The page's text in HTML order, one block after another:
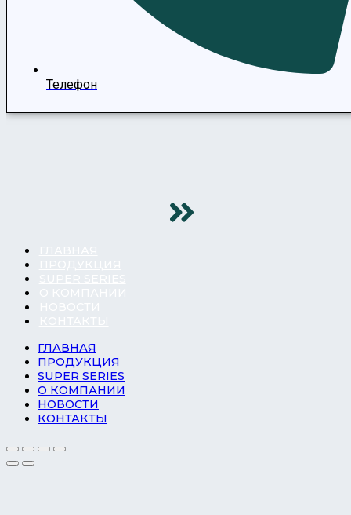
Телефон
ГЛАВНАЯ
ПРОДУКЦИЯ
SUPER SERIES
О КОМПАНИИ
НОВОСТИ
КОНТАКТЫ